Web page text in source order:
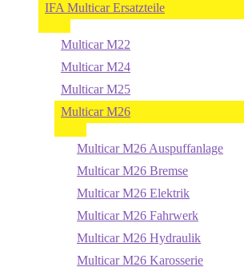
IFA Multicar Ersatzteile
Multicar M22
Multicar M24
Multicar M25
Multicar M26
Multicar M26 Auspuffanlage
Multicar M26 Bremse
Multicar M26 Elektrik
Multicar M26 Fahrwerk
Multicar M26 Hydraulik
Multicar M26 Karosserie